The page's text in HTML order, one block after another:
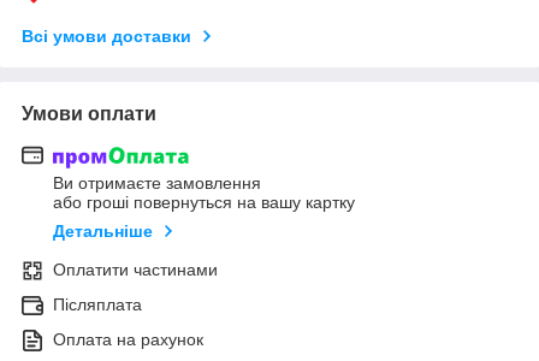
Всі умови доставки
Умови оплати
Ви отримаєте замовлення
або гроші повернуться на вашу картку
Детальніше
Оплатити частинами
Післяплата
Оплата на рахунок